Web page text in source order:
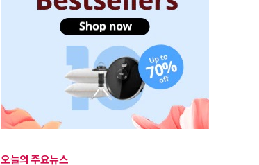
오늘의 주요뉴스